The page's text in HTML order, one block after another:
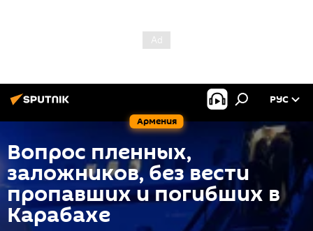
Армения
РУС
Вопрос пленных,
заложников, без вести
пропавших и погибших в
Карабахе